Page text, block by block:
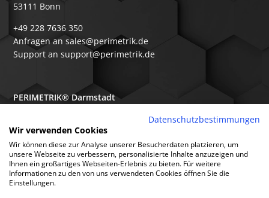
53111 Bonn
+49 228 7636 350
Anfragen an sales@perimetrik.de
Support an support@perimetrik.de
PERIMETRIK® Darmstadt
64367 Mühltal
+49 6151 3944 80
Anfragen an sales@perimetrik.de
Support an support@perimetrik.de
Datenschutzbestimmungen
Wir verwenden Cookies
Wir können diese zur Analyse unserer Besucherdaten platzieren, um
unsere Webseite zu verbessern, personalisierte Inhalte anzuzeigen und
Ihnen ein großartiges Webseiten-Erlebnis zu bieten. Für weitere
Informationen zu den von uns verwendeten Cookies öffnen Sie die
Einstellungen.